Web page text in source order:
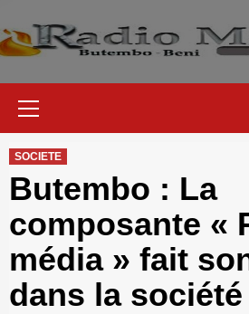
to
content
SOCIETE
Butembo : La
composante «
média » fait
dans la